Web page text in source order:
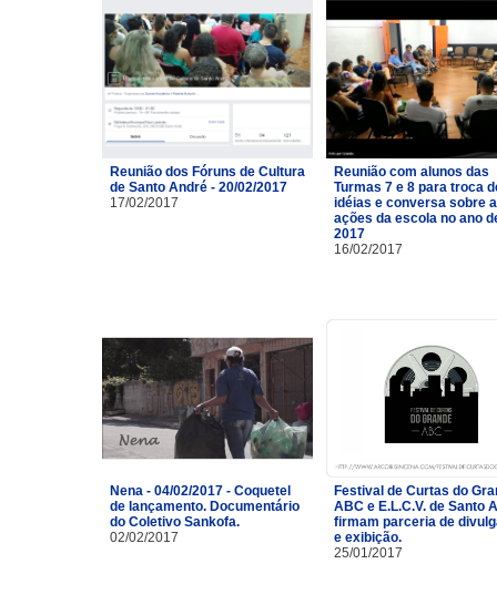
Reunião dos Fóruns de Cultura
de Santo André - 20/02/2017
17/02/2017
Reunião com alunos das
Turmas 7 e 8 para troca
idéias e conversa sobre
ações da escola no ano
2017
16/02/2017
Nena - 04/02/2017 - Coquetel
de lançamento. Documentário
do Coletivo Sankofa.
02/02/2017
Festival de Curtas do
ABC e E.L.C.V. de Santo
firmam parceria de
e exibição.
25/01/2017